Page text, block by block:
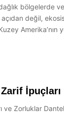
bölgelerde
değil,
ve Zorluklar